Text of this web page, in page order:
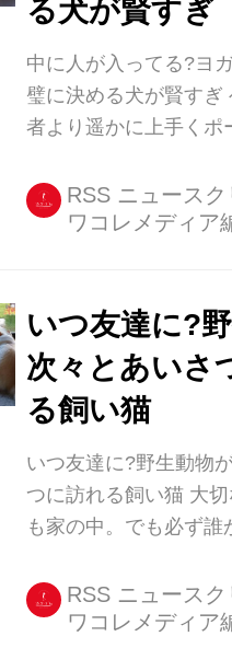
る犬が賢すぎ
中に人が入ってる?ヨ
璧に決める犬が賢すぎ
者より遥かに上手くポ
がいる。 オーストラリ
ーさんが飼っている、
法で、シークレットち
いろな芸をマスターさ
IRORIOの過去記事で
がある。 掃除機がけ、
覚えたシークレットち
戦したのが、ヨガ。
にはいくつものポーズ
RSS ニュース
ワコレメディア
いつ友達に?
次々とあいさ
る飼い猫
いつ友達に?野生動物
つに訪れる飼い猫 大
も家の中。でも必ず誰
て...。 そんな箱入り娘
いるかどうかは知らな
RSS ニュース
ワコレメディア